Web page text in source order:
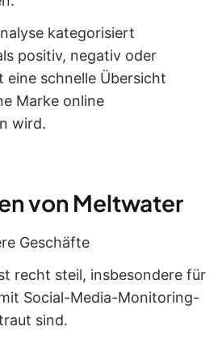
kategorisiert
positiv, negativ oder
eine schnelle Übersicht
Marke online
wird.
von Meltwater
Geschäfte
recht steil, insbesondere für
Social-Media-Monitoring-
sind.